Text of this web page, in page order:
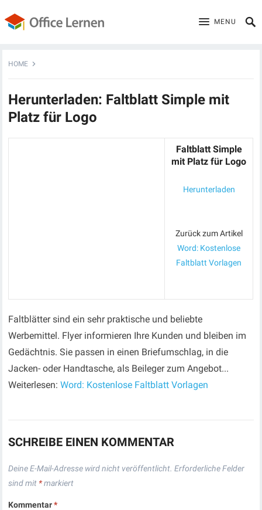
MENU
HOME
Herunterladen: Faltblatt Simple mit
Platz für Logo
Faltblatt Simple
mit Platz für Logo
Herunterladen
Zurück zum Artikel
Word: Kostenlose
Faltblatt Vorlagen
Faltblätter sind ein sehr praktische und beliebte
Werbemittel. Flyer informieren Ihre Kunden und bleiben im
Gedächtnis. Sie passen in einen Briefumschlag, in die
Jacken- oder Handtasche, als Beileger zum Angebot...
Weiterlesen:Word: Kostenlose Faltblatt Vorlagen
SCHREIBE EINEN KOMMENTAR
Deine E-Mail-Adresse wird nicht veröffentlicht. Erforderliche Felder
sind mit *markiert
Kommentar*